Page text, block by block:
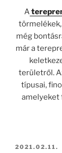
A
még
már a
területről.
típusai,
amelyeket
BEKÜLDVE:
2021.02.11.